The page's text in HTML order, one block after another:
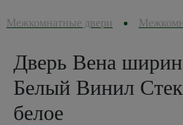
Межкомнатные двери
Дверь Вена
Белый Винил
белое